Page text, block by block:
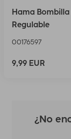
Hama Bombilla
Regulable
00176597
9,99 EUR
¿No